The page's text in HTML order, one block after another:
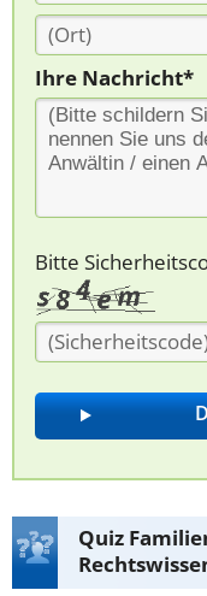
Ihre Nachricht*
Bitte
Quiz